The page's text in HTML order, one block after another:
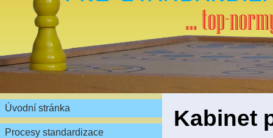
Úvodní stránka
Procesy standardizace
Kabinet